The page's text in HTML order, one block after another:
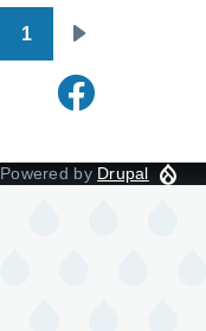
Pagination
1
page
Powered by Drupal